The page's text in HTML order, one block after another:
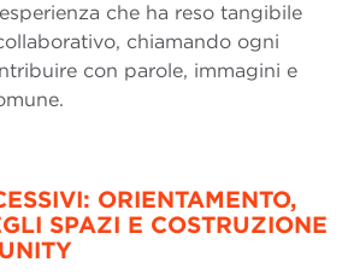
che ha reso tangibile
chiamando ogni
con parole, immagini e
ORIENTAMENTO,
SPAZI E COSTRUZIONE